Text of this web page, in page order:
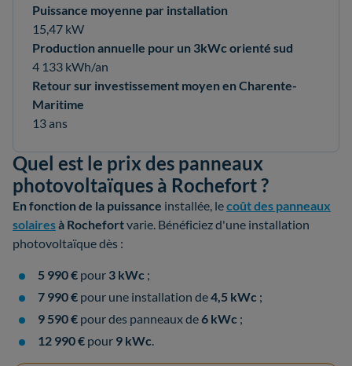
Puissance moyenne par installation
15,47 kW
Production annuelle pour un 3kWc orienté sud
4 133 kWh/an
Retour sur investissement moyen en Charente-
Maritime
13 ans
Quel est le prix des panneaux
photovoltaïques à Rochefort ?
En fonction de la puissance installée, lecoût des panneaux
solairesà Rochefortvarie. Bénéficiez d'une installation
photovoltaïque dès :
5 990 € pour 3 kWc ;
7 990 € pour une installation de4,5 kWc ;
9 590 € pour des panneaux de6 kWc ;
12 990 € pour 9 kWc.